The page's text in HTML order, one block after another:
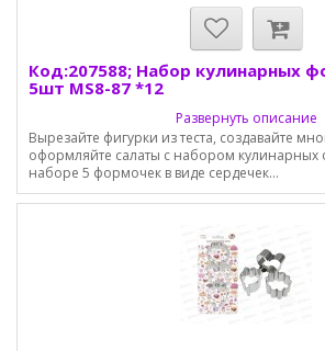
Код:207588; Набор кулинарных
5шт MS8-87 *12
Развернуть описание
Вырезайте фигурки из теста, создавайте
оформляйте салаты с набором кулинарных
наборе 5 формочек в виде сердечек...